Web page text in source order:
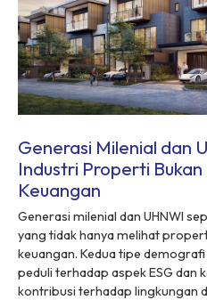
Generasi Milenial dan
Industri Properti
Keuangan
Generasi milenial dan UHNWI
yang tidak hanya melihat
keuangan. Kedua tipe
peduli terhadap aspek ESG dan
kontribusi terhadap lingkungan